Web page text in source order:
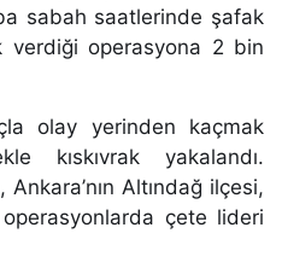
sabah saatlerinde şafak
verdiği operasyona 2 bin
olay yerinden kaçmak
kıskıvrak yakalandı.
Altındağ ilçesi,
çete lideri